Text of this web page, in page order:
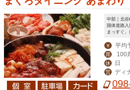
中部｜北谷
国体道路
まっすぐ
￥ 平均
席 100
休 日
営
ディ
ード翌